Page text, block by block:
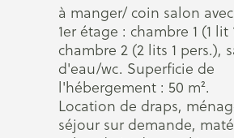
à manger/ coin salon avec
1er étage : chambre 1 (1 lit
chambre 2 (2 lits 1 pers.),
d'eau/wc. Superficie de
l'hébergement : 50 m².
Location de draps,
séjour sur demande,